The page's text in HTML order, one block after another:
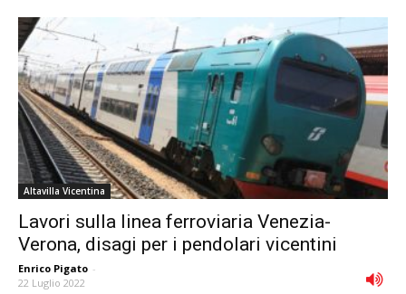
Altavilla Vicentina
Lavori sulla linea ferroviaria Venezia-
Verona, disagi per i pendolari vicentini
Enrico Pigato -
22 Luglio 2022